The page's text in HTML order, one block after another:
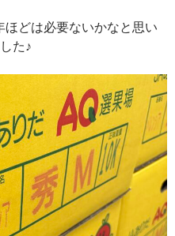
どは必要ないかなと思い
た♪